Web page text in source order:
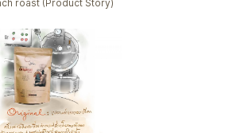
roast (Product Story)